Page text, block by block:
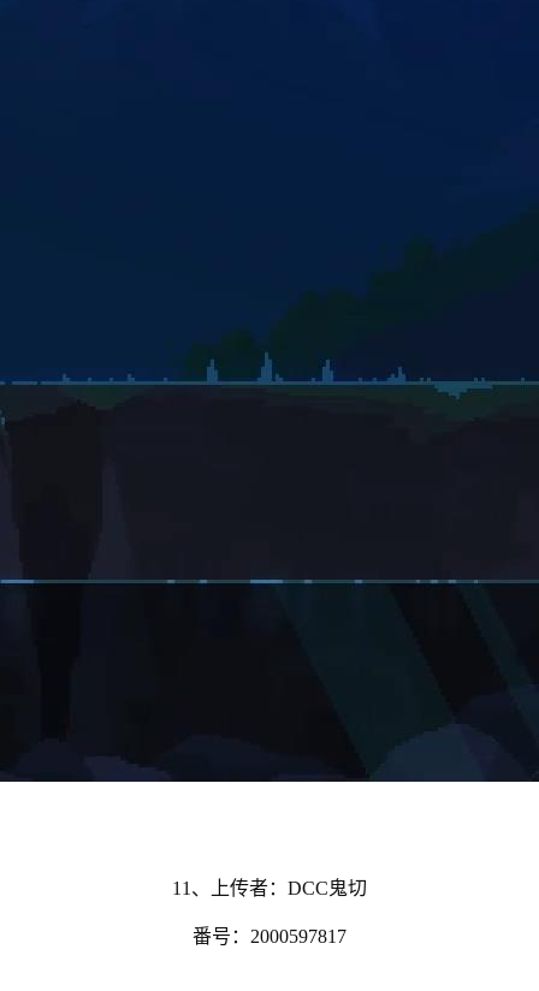
11、上传者：DCC鬼切
番号：2000597817